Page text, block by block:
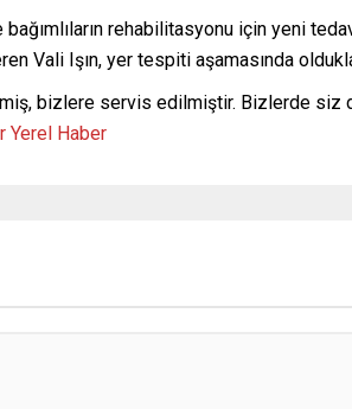
bağımlıların rehabilitasyonu için yeni
Vali Işın, yer tespiti aşamasında
bizlere servis edilmiştir. Bizlerde siz
Yerel Haber